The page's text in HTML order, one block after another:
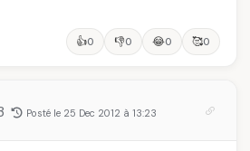
👍0 👎0 😂0 🥰0
Posté le 25 Dec 2012 à 13:23